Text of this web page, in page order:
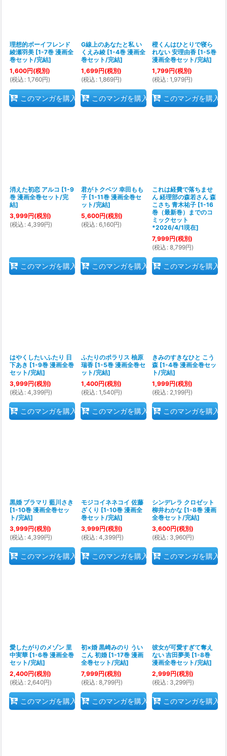
理想的ボーイフレンド
綾瀬羽美 [1-7巻 漫画全
巻セット/完結]
1,600円(税別)
(税込 : 1,760円)
このマンガを購入
G線上のあなたと私 い
くえみ綾 [1-4巻 漫画全
巻セット/完結]
1,699円(税別)
(税込 : 1,869円)
このマンガを購入
橙くんはひとりで寝ら
れない 安理由香 [1-5巻
漫画全巻セット/完結]
1,799円(税別)
(税込 : 1,979円)
このマンガを購入
消えた初恋 アルコ [1-9
巻 漫画全巻セット/完
結]
3,999円(税別)
(税込 : 4,399円)
このマンガを購入
君がトクベツ 幸田もも
子 [1-11巻 漫画全巻セ
ット/完結]
5,600円(税別)
(税込 : 6,160円)
このマンガを購入
これは経費で落ちませ
ん 経理部の森若さん 森
こさち 青木祐子 [1-16
巻（最新巻）までのコ
ミックセット
*2026/4/1現在]
7,999円(税別)
(税込 : 8,799円)
このマンガを購入
はやくしたいふたり 日
下あき [1-9巻 漫画全巻
セット/完結]
3,999円(税別)
(税込 : 4,399円)
このマンガを購入
ふたりのポラリス 柚原
瑞香 [1-5巻 漫画全巻セ
ット/完結]
1,400円(税別)
(税込 : 1,540円)
このマンガを購入
きみのすきなひと こう
森 [1-4巻 漫画全巻セッ
ト/完結]
1,999円(税別)
(税込 : 2,199円)
このマンガを購入
黒婚 ブラマリ 藍川さき
[1-10巻 漫画全巻セッ
ト/完結]
3,999円(税別)
(税込 : 4,399円)
このマンガを購入
モジコイネネコイ 佐藤
ざくり [1-10巻 漫画全
巻セット/完結]
3,999円(税別)
(税込 : 4,399円)
このマンガを購入
シンデレラ クロゼット
柳井わかな [1-8巻 漫画
全巻セット/完結]
3,600円(税別)
(税込 : 3,960円)
このマンガを購入
愛したがりのメゾン 里
中実華 [1-6巻 漫画全巻
セット/完結]
2,400円(税別)
(税込 : 2,640円)
このマンガを購入
初×婚 黒崎みのり うい
こん 初婚 [1-17巻 漫画
全巻セット/完結]
7,999円(税別)
(税込 : 8,799円)
このマンガを購入
彼女が可愛すぎて奪え
ない 吉田夢美 [1-8巻
漫画全巻セット/完結]
2,999円(税別)
(税込 : 3,299円)
このマンガを購入